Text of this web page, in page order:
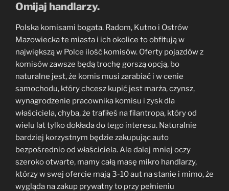
Omijaj handlarzy.
Polska komisami bogata. Radom, Kutno i Ostrów
Mazowiecka te miasta i ich okolice to obfitują w
największą w Polce ilość komisów. Oferty pojazdów z
komisów zawsze będą trochę gorszą opcją, bo
naturalne jest, że komis musi zarabiać i w cenie
samochodu, który chcesz kupić jest marża, czynsz,
wynagrodzenie pracownika komisu i zysk dla
właściciela, chyba, że trafiłeś na filantropa, który od
wielu lat tylko dokłada do tego interesu. Naturalnie
bardziej korzystnym będzie zakupując auto
bezpośrednio od właściciela. Ale dalej mniej oczy
szeroko otwarte, mamy całą masę mikro handlarzy,
którzy w swej ofercie mają 3-10 aut na stanie i mimo, że
wygląda na zakup prywatny to przy pełnieniu